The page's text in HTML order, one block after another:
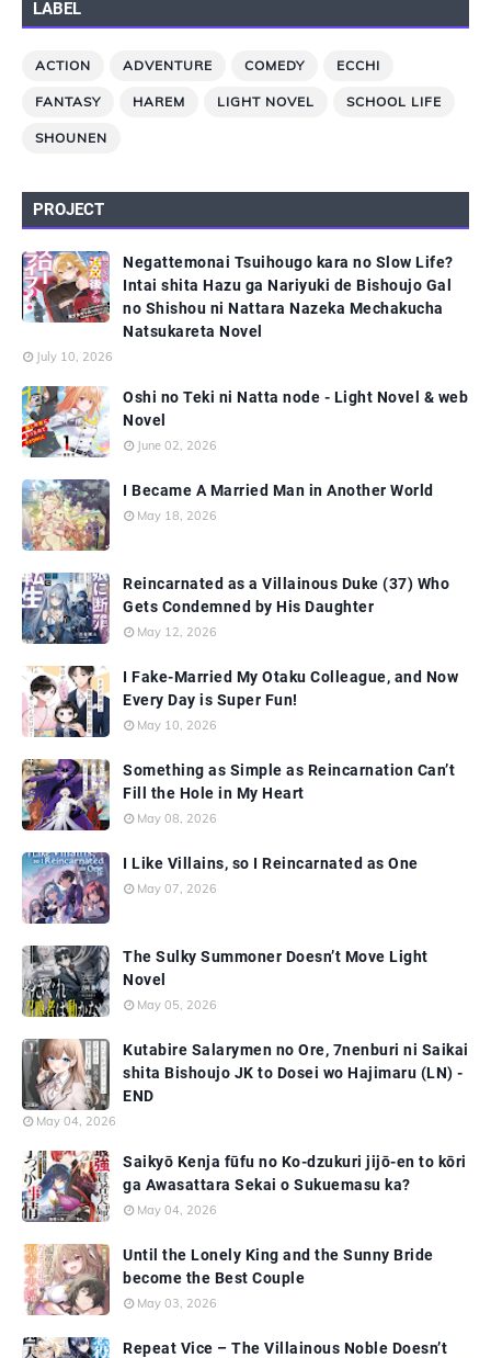
LABEL
ACTION ADVENTURE COMEDY ECCHI
FANTASY HAREM LIGHT NOVEL SCHOOL LIFE
SHOUNEN
PROJECT
Negattemonai Tsuihougo kara no Slow Life?
Intai shita Hazu ga Nariyuki de Bishoujo Gal
no Shishou ni Nattara Nazeka Mechakucha
Natsukareta Novel
July 10, 2026
Oshi no Teki ni Natta node - Light Novel & web
Novel
June 02, 2026
I Became A Married Man in Another World
May 18, 2026
Reincarnated as a Villainous Duke (37) Who
Gets Condemned by His Daughter
May 12, 2026
I Fake-Married My Otaku Colleague, and Now
Every Day is Super Fun!
May 10, 2026
Something as Simple as Reincarnation Can’t
Fill the Hole in My Heart
May 08, 2026
I Like Villains, so I Reincarnated as One
May 07, 2026
The Sulky Summoner Doesn’t Move Light
Novel
May 05, 2026
Kutabire Salarymen no Ore, 7nenburi ni Saikai
shita Bishoujo JK to Dosei wo Hajimaru (LN) -
END
May 04, 2026
Saikyō Kenja fūfu no Ko-dzukuri jijō-en to kōri
ga Awasattara Sekai o Sukuemasu ka?
May 04, 2026
Until the Lonely King and the Sunny Bride
become the Best Couple
May 03, 2026
Repeat Vice – The Villainous Noble Doesn’t